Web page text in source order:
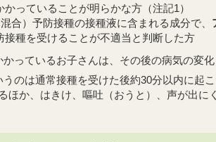
っていることが明らかな方（注記1）
合）予防接種の接種液に含まれる成分で、
接種を受けることが不適当と判断した方
っているお子さんは、その後の病気の変
うのは通常接種を受けた後約30分以内に起
ほか、はきけ、嘔吐（おうと）、声が出